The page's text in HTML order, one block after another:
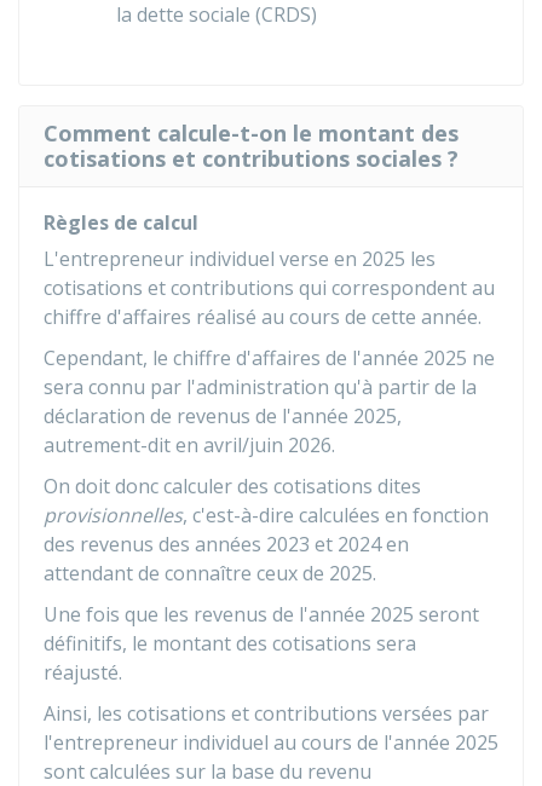
la dette sociale (CRDS)
Comment calcule-t-on le montant des
cotisations et contributions sociales ?
Règles de calcul
L'entrepreneur individuel verse en 2025 les
cotisations et contributions qui correspondent au
chiffre d'affaires réalisé au cours de cette année.
Cependant, le chiffre d'affaires de l'année 2025 ne
sera connu par l'administration qu'à partir de la
déclaration de revenus de l'année 2025,
autrement-dit en avril/juin 2026.
On doit donc calculer des cotisations dites
provisionnelles, c'est-à-dire calculées en fonction
des revenus des années 2023 et 2024 en
attendant de connaître ceux de 2025.
Une fois que les revenus de l'année 2025 seront
définitifs, le montant des cotisations sera
réajusté.
Ainsi, les cotisations et contributions versées par
l'entrepreneur individuel au cours de l'année 2025
sont calculées sur la base du revenu